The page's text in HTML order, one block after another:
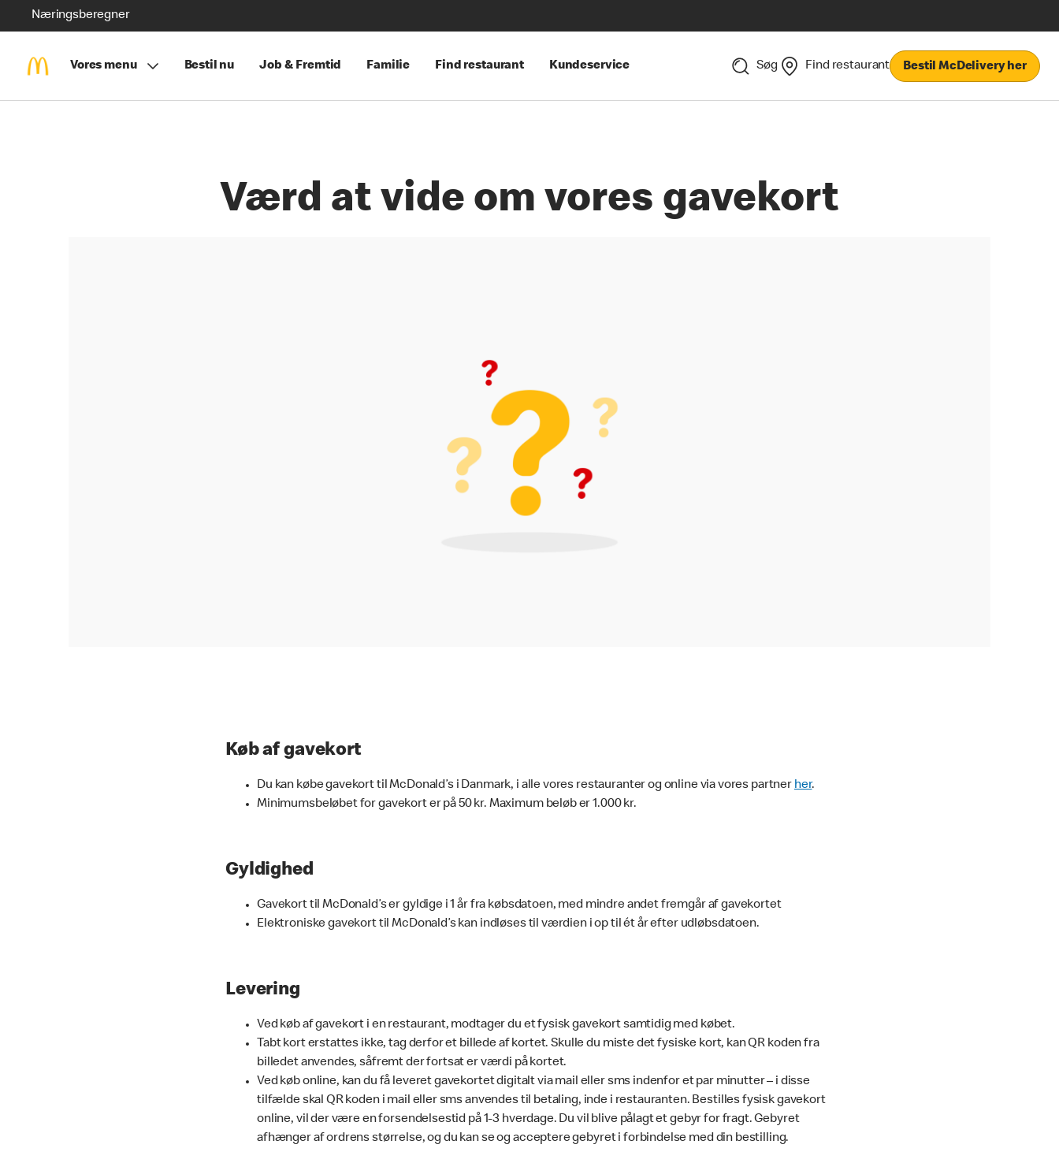
Næringsberegner
Vores menu Bestil nu Job & Fremtid Familie Find restaurant Kundeservice Søg Find restaurant Bestil McDelivery her
Værd at vide om vores gavekort
Køb af gavekort
Du kan købe gavekort til McDonald’s i Danmark, i alle vores restauranter og online via vores partnerher.
Minimumsbeløbet for gavekort er på 50 kr. Maximum beløb er 1.000 kr.
Gyldighed
Gavekort til McDonald’s er gyldige i 1 år fra købsdatoen, med mindre andet fremgår af gavekortet
Elektroniske gavekort til McDonald’s kan indløses til værdien i op til ét år efter udløbsdatoen.
Levering
Ved køb af gavekort i en restaurant, modtager du et fysisk gavekort samtidig med købet.
Tabt kort erstattes ikke, tag derfor et billede af kortet. Skulle du miste det fysiske kort, kan QR koden fra
billedet anvendes, såfremt der fortsat er værdi på kortet.
Ved køb online, kan du få leveret gavekortet digitalt via mail eller sms indenfor et par minutter – i disse
tilfælde skal QR koden i mail eller sms anvendes til betaling, inde i restauranten. Bestilles fysisk gavekort
online, vil der være en forsendelsestid på 1-3 hverdage. Du vil blive pålagt et gebyr for fragt. Gebyret
afhænger af ordrens størrelse, og du kan se og acceptere gebyret i forbindelse med din bestilling.